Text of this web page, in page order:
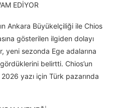
EDİYOR
Ankara Büyükelçiliği ile Chios
gösterilen ilgiden dolayı
yeni sezonda Ege adalarına
belirtti. Chios’un
yazı için Türk pazarında